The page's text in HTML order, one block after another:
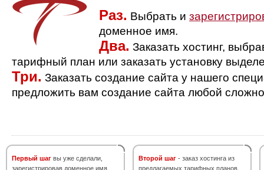
Раз. Выбрать и
доменное имя.
Два. Заказать хостинг,
тарифный план или заказать установку
Три. Заказать создание сайта у нашего
предложить вам создание сайта любой
Первый шаг вы уже сделали,
зарегистрировав доменное имя.
Второй шаг - заказ хостинга из
предлагаемых тарифных планов.